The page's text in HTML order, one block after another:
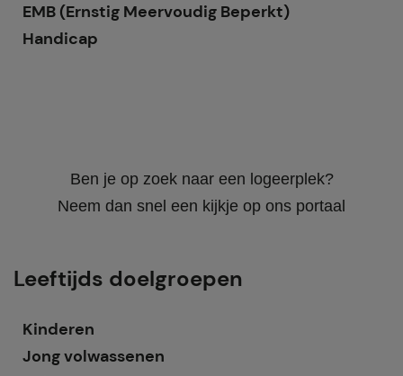
EMB (Ernstig Meervoudig Beperkt)
Handicap
Ben je op zoek naar een logeerplek?
Neem dan snel een kijkje op ons portaal
Leeftijds doelgroepen
Kinderen
Jong volwassenen